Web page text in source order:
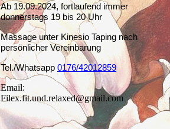
Ab 19.09.2024, fortlaufend immer
donnerstags 19 bis 20 Uhr
Massage unter Kinesio Taping nach
persönlicher Vereinbarung
Tel./Whatsapp 0176/42012859
Email:
Filex.fit.und.relaxed@gmail.com